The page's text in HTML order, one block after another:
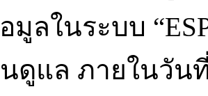
มูลในระบบ
ดูแล ภายในวัน